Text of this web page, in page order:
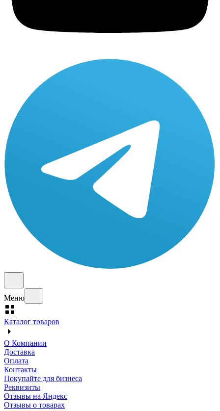
Меню
Каталог товаров
О Компании
Доставка
Оплата
Контакты
Покупайте для бизнеса
Реквизиты
Отзывы на Яндекс
Отзывы о товарах